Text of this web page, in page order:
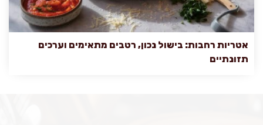
אטריות רחבות: בישול נכון, רטבים מתאימים וערכים
תזונתיים